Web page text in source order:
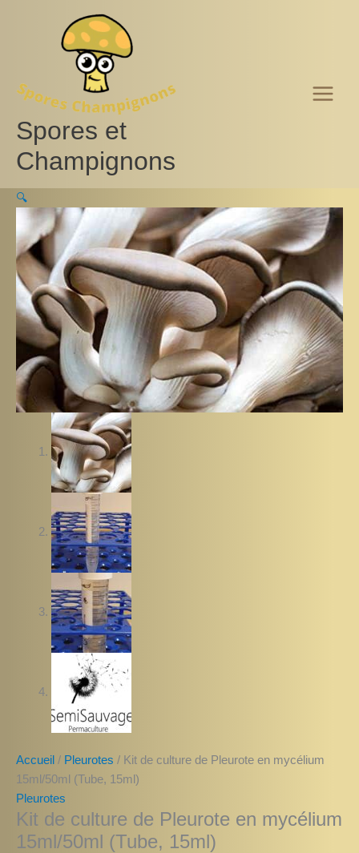
Spores et
Champignons
🔍
Accueil / Pleurotes / Kit de culture de Pleurote en mycélium
15ml/50ml (Tube, 15ml)
Pleurotes
Kit de culture de Pleurote en mycélium
15ml/50ml (Tube, 15ml)